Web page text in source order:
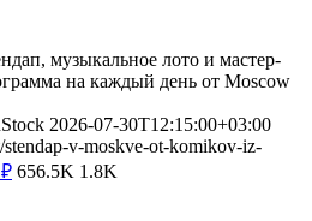
музыкальное лото и мастер-
на каждый день от Moscow
2026-07-30T12:15:00+03:00
v-moskve-ot-komikov-iz-
₽ 656.5K 1.8K